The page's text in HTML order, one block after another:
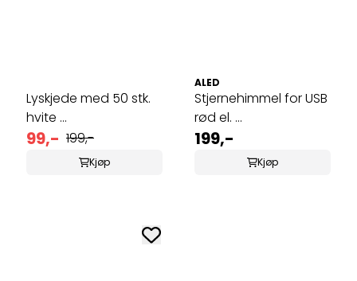
Lyskjede med 50 stk.
hvite ...
99,- 199,-
Kjøp
ALED
Stjernehimmel for USB
rød el. ...
199,-
Kjøp